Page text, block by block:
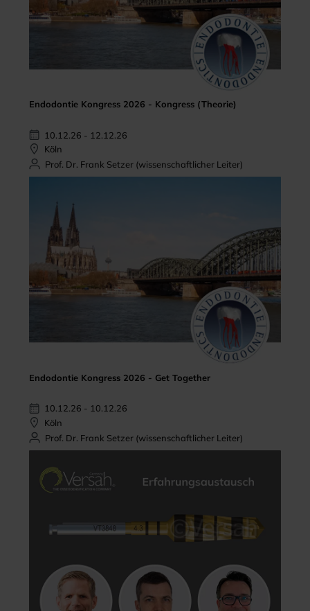
Endodontie Kongress 2026 - Kongress (Theorie)
10.12.26 - 12.12.26
Köln
Prof. Dr. Frank Setzer (wissenschaftlicher Leiter)
Endodontie Kongress 2026 - Get Together
10.12.26 - 10.12.26
Köln
Prof. Dr. Frank Setzer (wissenschaftlicher Leiter)